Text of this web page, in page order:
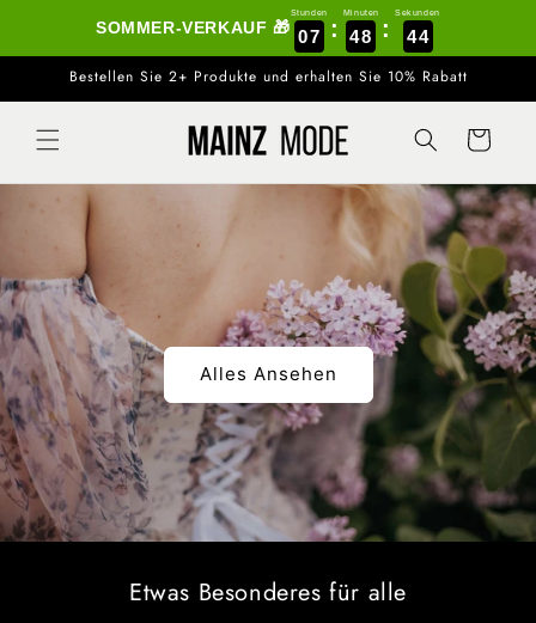
SOMMER-VERKAUF 🎁
Stunden
07 :
Minuten
48 :
Sekunden
43
Bestellen Sie 2+ Produkte und erhalten Sie 10% Rabatt
Warenkorb
Alles Ansehen
Etwas Besonderes für alle